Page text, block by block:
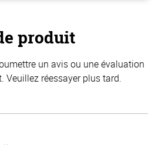
produit
un avis ou une évaluation
Veuillez réessayer plus tard.